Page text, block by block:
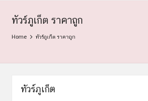
ะ
เ
แพ็ก
จ
ทะเล
ทัวร์ภูเก็ต ราคาถูก
Home ทัวร์ภูเก็ต ราคาถูก
ทัวร์ภูเก็ต